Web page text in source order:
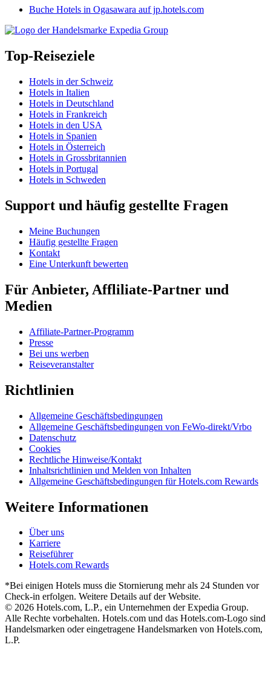
Buche Hotels in Ogasawara auf jp.hotels.com
Top-Reiseziele
Hotels in der Schweiz
Hotels in Italien
Hotels in Deutschland
Hotels in Frankreich
Hotels in den USA
Hotels in Spanien
Hotels in Österreich
Hotels in Grossbritannien
Hotels in Portugal
Hotels in Schweden
Support und häufig gestellte Fragen
Meine Buchungen
Häufig gestellte Fragen
Kontakt
Eine Unterkunft bewerten
Für Anbieter, Affliliate-Partner und
Medien
Affiliate-Partner-Programm
Presse
Bei uns werben
Reiseveranstalter
Richtlinien
Allgemeine Geschäftsbedingungen
Allgemeine Geschäftsbedingungen von FeWo-direkt/Vrbo
Datenschutz
Cookies
Rechtliche Hinweise/Kontakt
Inhaltsrichtlinien und Melden von Inhalten
Allgemeine Geschäftsbedingungen für Hotels.com Rewards
Weitere Informationen
Über uns
Karriere
Reiseführer
Hotels.com Rewards
*Bei einigen Hotels muss die Stornierung mehr als 24 Stunden vor
Check-in erfolgen. Weitere Details auf der Website.
© 2026 Hotels.com, L.P., ein Unternehmen der Expedia Group.
Alle Rechte vorbehalten. Hotels.com und das Hotels.com-Logo sind
Handelsmarken oder eingetragene Handelsmarken von Hotels.com,
L.P.